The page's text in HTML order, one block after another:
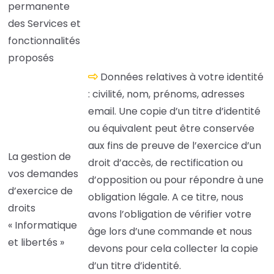
permanente
des Services et
fonctionnalités
proposés
La gestion de
vos demandes
d’exercice de
droits
« Informatique
et libertés »
Données relatives à votre identité
: civilité, nom, prénoms, adresses
email. Une copie d’un titre d’identité
ou équivalent peut être conservée
aux fins de preuve de l’exercice d’un
droit d’accès, de rectification ou
d’opposition ou pour répondre à une
obligation légale. A ce titre, nous
avons l’obligation de vérifier votre
âge lors d’une commande et nous
devons pour cela collecter la copie
d’un titre d’identité.